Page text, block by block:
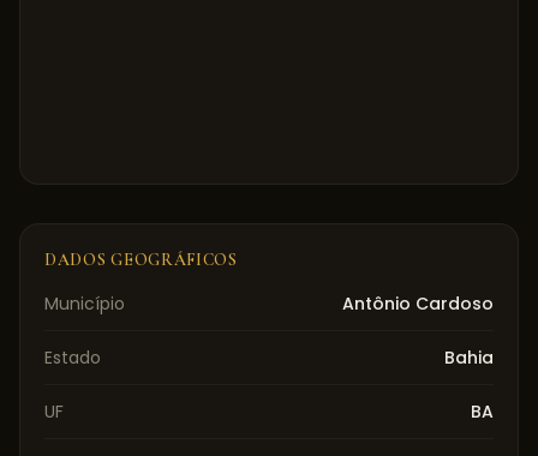
DADOS GEOGRÁFICOS
Município Antônio Cardoso
Estado Bahia
UF BA